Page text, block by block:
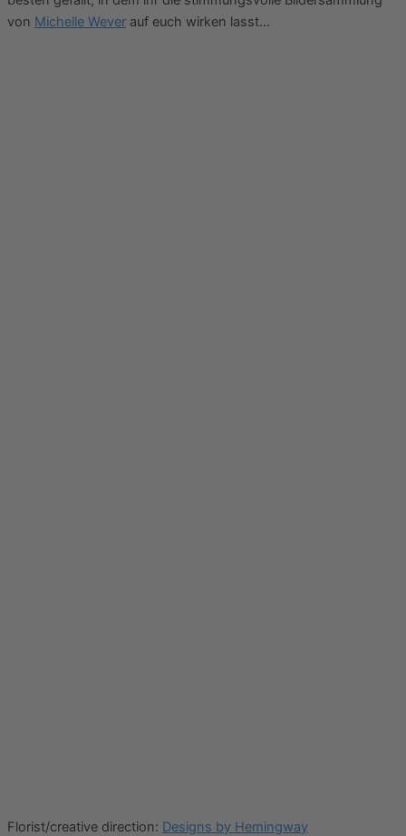
von Michelle Wever auf euch wirken lasst…
Florist/creative direction: Designs by Hemingway